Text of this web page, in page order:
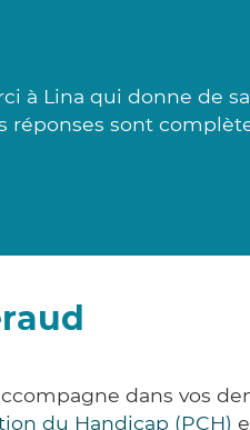
à Lina qui donne de sa
réponses sont
dans vos
du Handicap (PCH)